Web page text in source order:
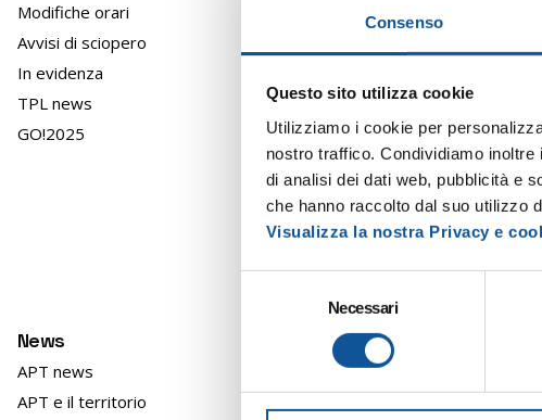
Consenso
Questo sito utilizza cookie
Utilizziamo i cookie per
nostro traffico. Condividiamo
di analisi dei dati web, pubblicità e
che hanno raccolto dal suo utilizzo
Visualizza la nostra Privacy e
Necessari
Modifiche orari
Avvisi di sciopero
In evidenza
TPL news
GO!2025
News
APT news
APT e il territorio
Dalla